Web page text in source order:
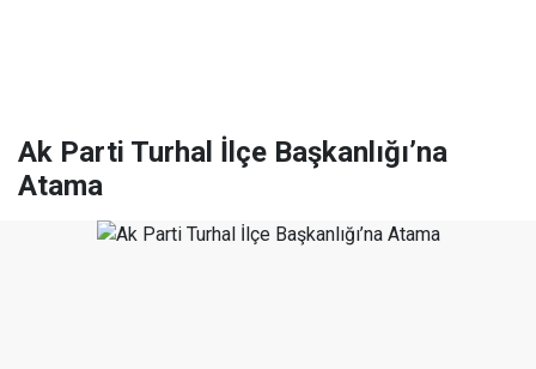
Ak Parti Turhal İlçe Başkanlığı’na
Atama